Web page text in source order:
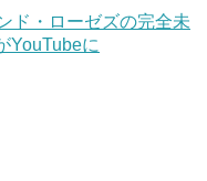
ド・ローゼズの完全未
YouTubeに